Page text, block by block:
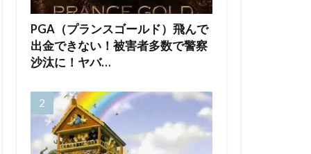
PGA（プランスゴールド）飛んで
出金できない！被害者多数で警察
沙汰に！ヤバ…